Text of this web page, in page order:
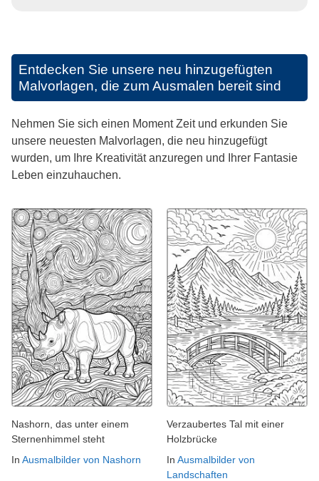
Entdecken Sie unsere neu hinzugefügten
Malvorlagen, die zum Ausmalen bereit sind
Nehmen Sie sich einen Moment Zeit und erkunden Sie
unsere neuesten Malvorlagen, die neu hinzugefügt
wurden, um Ihre Kreativität anzuregen und Ihrer Fantasie
Leben einzuhauchen.
Nashorn, das unter einem
Sternenhimmel steht
In Ausmalbilder von Nashorn
Verzaubertes Tal mit einer
Holzbrücke
In Ausmalbilder von
Landschaften